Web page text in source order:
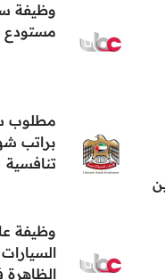
وظيفة
مطلوب
براتب
تنافسية
وظيفة